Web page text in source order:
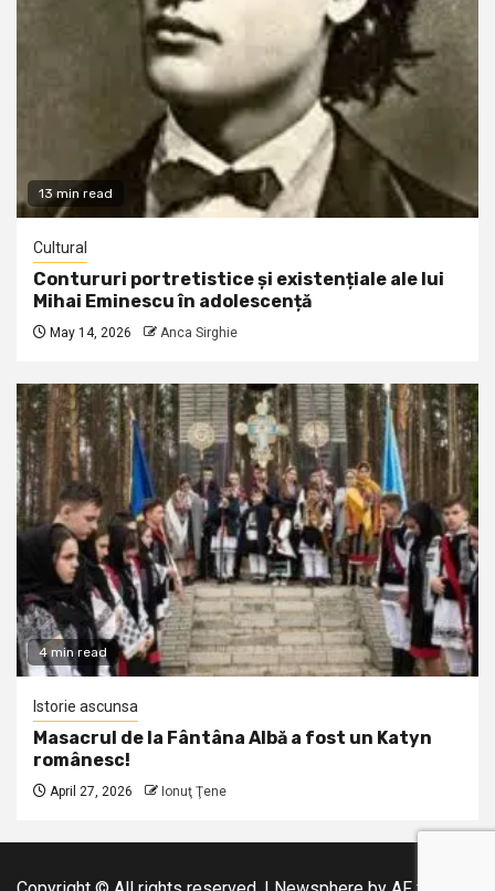
13 min read
Cultural
Contururi portretistice și existențiale ale lui
Mihai Eminescu în adolescență
May 14, 2026 Anca Sirghie
4 min read
Istorie ascunsa
Masacrul de la Fântâna Albă a fost un Katyn
românesc!
April 27, 2026 Ionuţ Ţene